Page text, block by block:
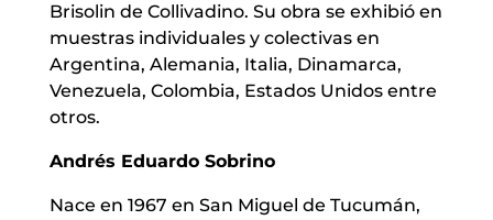
Brisolin de Collivadino. Su obra se exhibió en
muestras individuales y colectivas en
Argentina, Alemania, Italia, Dinamarca,
Venezuela, Colombia, Estados Unidos entre
otros.
Andrés Eduardo Sobrino
Nace en 1967 en San Miguel de Tucumán,